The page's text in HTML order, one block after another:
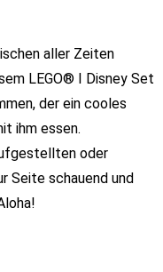
aller Zeiten
LEGO® ǀ Disney Set
der ein cooles
ihm essen.
oder
Seite schauend und